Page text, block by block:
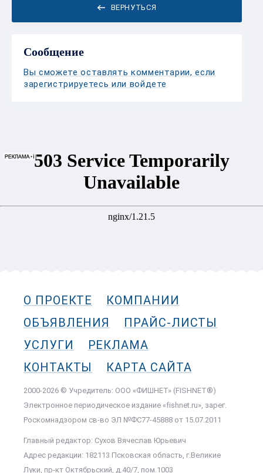
ВЕРНУТЬСЯ
Сообщение
Вы сможете оставлять комментарии, если
зарегистрируетесь или войдете
О ПРОЕКТЕ
КОМПАНИИ
ОБЪЯВЛЕНИЯ
ПРАЙС-ЛИСТЫ
УСЛУГИ
РЕКЛАМА
КОНТАКТЫ
КАРТА САЙТА
2000-2026 © Учредитель: ООО «ФИШНЕТ» (FISHNET®)
Электронное периодическое издание «fishnet.ru», зарег.
Роскомнадзором cв-во ЭЛ №ФС77-45888 от 15.07.2011
Главный редактор: Сухов Вячеслав Юрьевич
Адрес редакции: 182113 Псковская область, г.Великие
Луки, пр-кт Октябрьский, д.40/7, пом.1003